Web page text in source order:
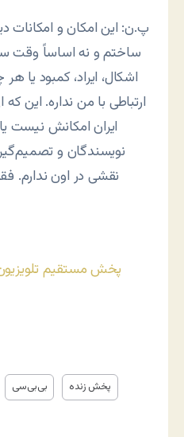
پ.ن: این امکان و امکانات
ساختم و نه اساساً وقت
اشکال، ایراد، کمبود یا
ارتباطی با من نداره. این
ایران امکانش نیست
نویسندگان و
نقشی در اون ندارم.
پخش مستقيم
بی‌بی‌سی پخش زنده